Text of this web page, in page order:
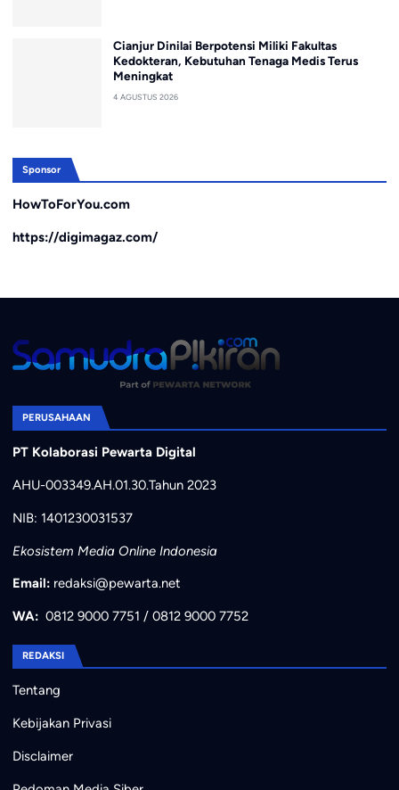
Cianjur Dinilai Berpotensi Miliki Fakultas
Kedokteran, Kebutuhan Tenaga Medis Terus
Meningkat
4 AGUSTUS 2026
Sponsor
HowToForYou.com
https://digimagaz.com/
PERUSAHAAN
PT Kolaborasi Pewarta Digital
AHU-003349.AH.01.30.Tahun 2023
NIB: 1401230031537
Ekosistem Media Online Indonesia
Email: redaksi@pewarta.net
WA: 0812 9000 7751 / 0812 9000 7752
REDAKSI
Tentang
Kebijakan Privasi
Disclaimer